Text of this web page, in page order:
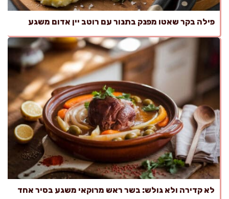
פילה בקר שאטו מפנק בתנור עם רוטב יין אדום משגע
לא קדירה ולא גולש: בשר ראש מרוקאי משגע בסיר אחד